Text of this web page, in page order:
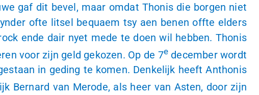
gaf dit bevel, maar omdat Thonis die borgen niet
ofte litsel bequaem tsy aen benen offte elders
ende dair nyet mede te doen wil hebben. Thonis
voor zijn geld gekozen. Op de 7edecember wordt
in geding te komen. Denkelijk heeft Anthonis
Bernard van Merode, als heer van Asten, door zijn